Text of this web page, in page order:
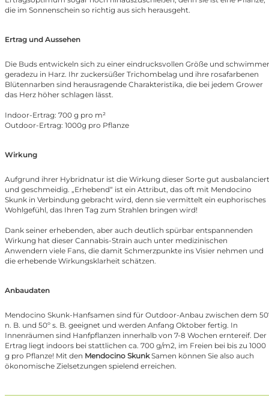
die im Sonnenschein so richtig aus sich herausgeht.
Ertrag und Aussehen
Die Buds entwickeln sich zu einer eindrucksvollen Größe und
geradezu in Harz. Ihr zuckersüßer Trichombelag und ihre rosafarbenen
Blütennarben sind herausragende Charakteristika, die bei jedem Grower
das Herz höher schlagen lässt.
Indoor-Ertrag: 700 g pro m²
Outdoor-Ertrag: 1000g pro Pflanze
Wirkung
Aufgrund ihrer Hybridnatur ist die Wirkung dieser Sorte gut ausbalanciert
und geschmeidig. „Erhebend“ ist ein Attribut, das oft mit Mendocino
Skunk in Verbindung gebracht wird, denn sie vermittelt ein euphorisches
Wohlgefühl, das Ihren Tag zum Strahlen bringen wird!
Dank seiner erhebenden, aber auch deutlich spürbar entspannenden
Wirkung hat dieser Cannabis-Strain auch unter medizinischen
Anwendern viele Fans, die damit Schmerzpunkte ins Visier nehmen und
die erhebende Wirkungsklarheit schätzen.
Anbaudaten
Mendocino Skunk-Hanfsamen sind für Outdoor-Anbau zwischen dem
n. B. und 50º s. B. geeignet und werden Anfang Oktober fertig. In
Innenräumen sind Hanfpflanzen innerhalb von 7-8 Wochen erntereif. Der
Ertrag liegt indoors bei stattlichen ca. 700 g/m2, im Freien bei bis zu 1000
g pro Pflanze! Mit den Mendocino SkunkSamen können Sie also auch
ökonomische Zielsetzungen spielend erreichen.